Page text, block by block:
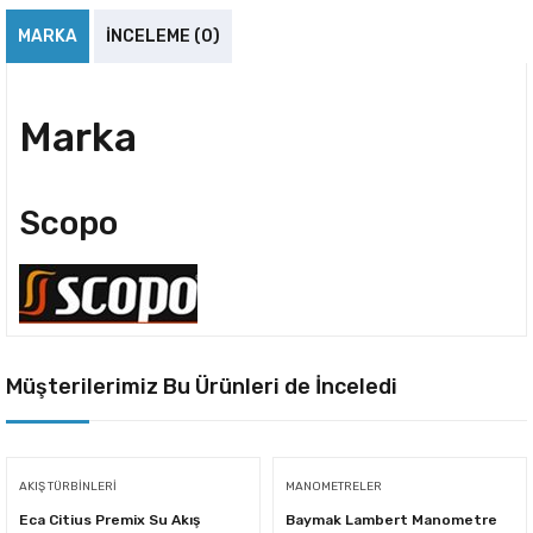
MARKA İNCELEME (0)
Marka
Scopo
Müşterilerimiz Bu Ürünleri de İnceledi
AKIŞ TÜRBINLERI
Eca Citius Premix Su Akış
MANOMETRELER
Baymak Lambert Manometre